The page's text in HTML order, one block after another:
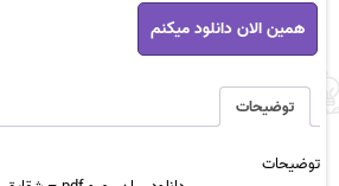
دانلود
رمان
مهرو
شقایق
عدد
همین الان دانلود میکنم
توضیحات
توضیحات